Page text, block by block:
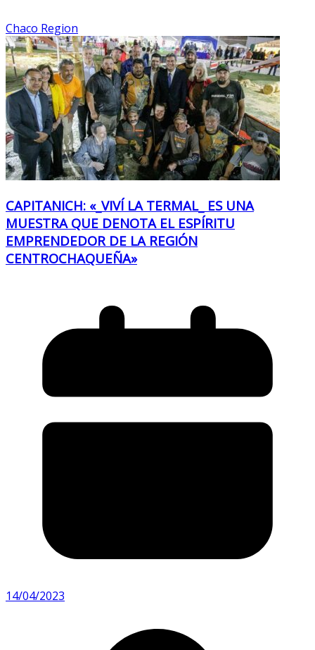
Chaco Region
CAPITANICH: «_VIVÍ LA TERMAL_ ES UNA
MUESTRA QUE DENOTA EL ESPÍRITU
EMPRENDEDOR DE LA REGIÓN
CENTROCHAQUEÑA»
14/04/2023